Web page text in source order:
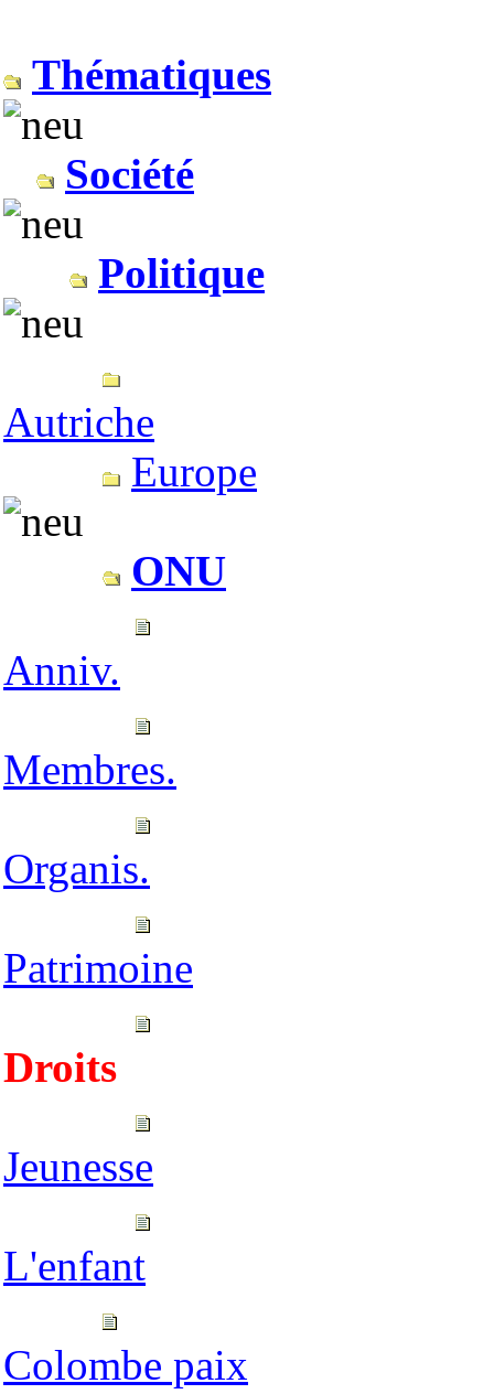
Thématiques
Société
Politique
Autriche
Europe
ONU
Anniv.
Membres.
Organis.
Patrimoine
Droits
Jeunesse
L'enfant
Colombe paix